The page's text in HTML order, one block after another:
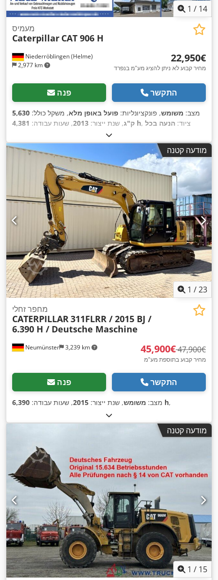
1 / 14
Niederröblingen (Helme)
2,977 km
מעמיס
Caterpillar CAT 906 H
‏22,950 ‏€
מחיר קבוע לא ניתן להציג מע"מ בנפרד
פנה התקשר
מצב: משומש, פונקציונליות: פועל באופן מלא, משקל כולל: 5,630
ק"ג, שנת ייצור: 2013, שעות עבודה: 4,381 h , ציוד: הנעה בכל
הגלגלים, קְלָפוֹת מַזְלֵג (forks for pallets)
מודעה קטנה
1 /23
Neumünster 3,239 km
מחפר זחלי
CATERPILLAR 311FLRR / 2015 BJ /
6.390 H / Deutsche Maschine
‏45,900 ‏€ ‏47,900 ‏€
מחיר קבוע בתוספת מע"מ
פנה התקשר
מצב: משומש, שנת ייצור: 2015, שעות עבודה: 6,390 h,
מודעה קטנה
1 / 15